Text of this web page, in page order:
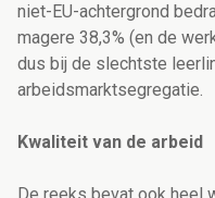
niet-EU-achtergrond
magere 38,3% (en de
dus bij de slechtste
arbeidsmarktsegregatie.
Kwaliteit van de arbeid